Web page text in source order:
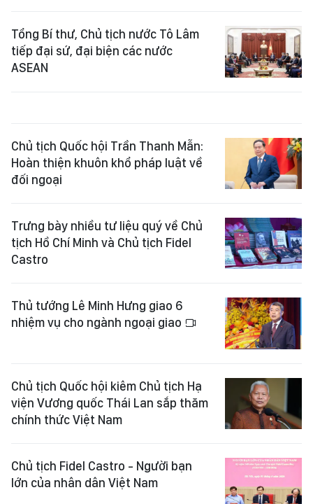
Tổng Bí thư, Chủ tịch nước Tô Lâm
tiếp đại sứ, đại biện các nước
ASEAN
Chủ tịch Quốc hội Trần Thanh Mẫn:
Hoàn thiện khuôn khổ pháp luật về
đối ngoại
Trưng bày nhiều tư liệu quý về Chủ
tịch Hồ Chí Minh và Chủ tịch Fidel
Castro
Thủ tướng Lê Minh Hưng giao 6
nhiệm vụ cho ngành ngoại giao
Chủ tịch Quốc hội kiêm Chủ tịch Hạ
viện Vương quốc Thái Lan sắp thăm
chính thức Việt Nam
Chủ tịch Fidel Castro - Người bạn
lớn của nhân dân Việt Nam